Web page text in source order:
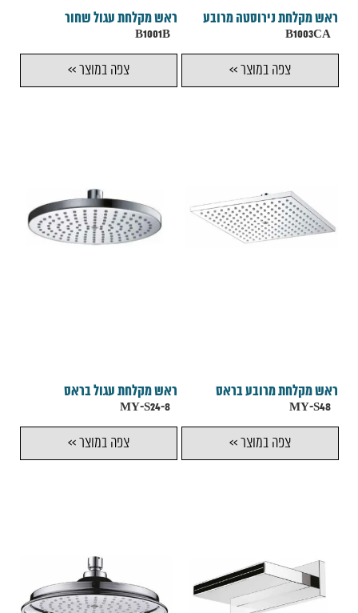
ראש מקלחת נירוסטה מרובע
צפה במוצר >>
ראש מקלחת עגול שחור
B1001B
צפה במוצר >>
ראש מקלחת מרובע בראס
צפה במוצר >>
ראש מקלחת עגול בראס
MY-S24-8
צפה במוצר >>